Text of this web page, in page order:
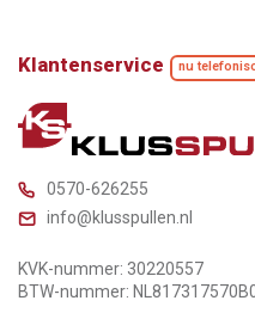
Klantenservice nu
0570-626255
info@klusspullen.nl
KVK-nummer: 30220557
BTW-nummer: